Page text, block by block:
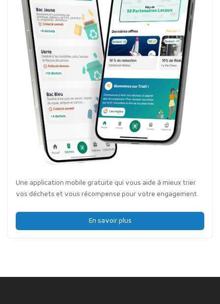
Une application mobile gratuite qui vous aide à mieux trier
vos déchets et vous récompense pour votre engagement.
En savoir plus